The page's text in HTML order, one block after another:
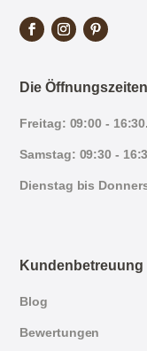
Die Öffnungszeiten
Freitag: 09:00 - 16:30.
Samstag: 09:30 -
Dienstag bis
Kundenbetreuung
Blog
Bewertungen